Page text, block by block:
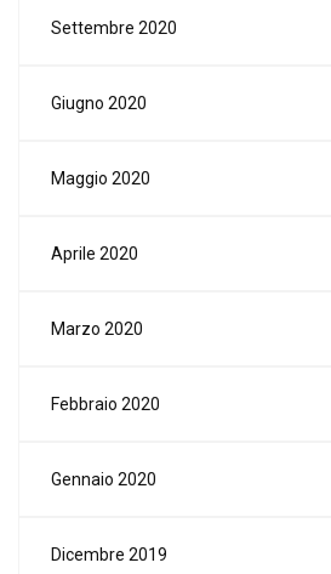
Settembre 2020
Giugno 2020
Maggio 2020
Aprile 2020
Marzo 2020
Febbraio 2020
Gennaio 2020
Dicembre 2019